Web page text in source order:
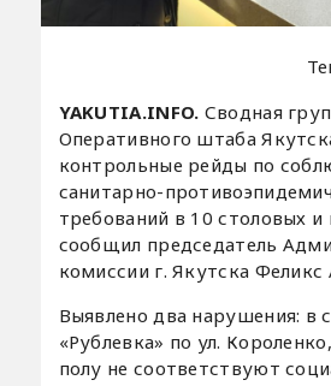
YAKUTIA.INFO. Сводная
Оперативного штаба
контрольные рейды по
санитарно-
требований в 10 столовых
сообщил председатель
комиссии г. Якутска Феликс
Выявлено два нарушения: в
«Рублевка» по ул.
полу не соответствуют